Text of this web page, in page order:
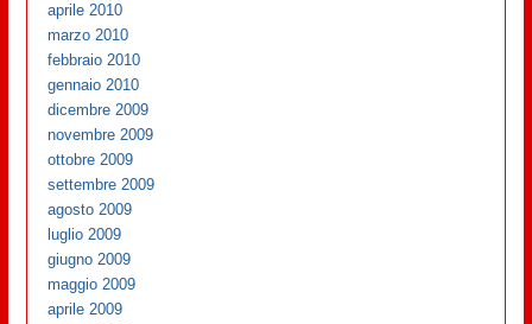
aprile 2010
marzo 2010
febbraio 2010
gennaio 2010
dicembre 2009
novembre 2009
ottobre 2009
settembre 2009
agosto 2009
luglio 2009
giugno 2009
maggio 2009
aprile 2009